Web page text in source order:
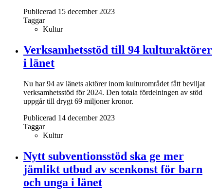
Publicerad 15 december 2023
Taggar
Kultur
Verksamhetsstöd till 94 kulturaktörer
i länet
Nu har 94 av länets aktörer inom kulturområdet fått beviljat
verksamhetsstöd för 2024. Den totala fördelningen av stöd
uppgår till drygt 69 miljoner kronor.
Publicerad 14 december 2023
Taggar
Kultur
Nytt subventionsstöd ska ge mer
jämlikt utbud av scenkonst för barn
och unga i länet